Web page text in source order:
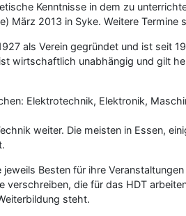
Kenntnisse in dem zu
2013 in Syke. Weitere Termine
als Verein gegründet und ist seit
wirtschaftlich unabhängig und gilt
Elektrotechnik, Elektronik,
weiter. Die meisten in Essen,
Besten für ihre
die für das HDT
steht.